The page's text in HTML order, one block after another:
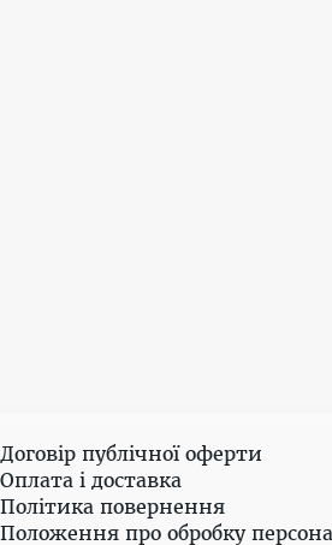
Договір публічної оферти
Оплата і доставка
Політика повернення
Положення про обробку